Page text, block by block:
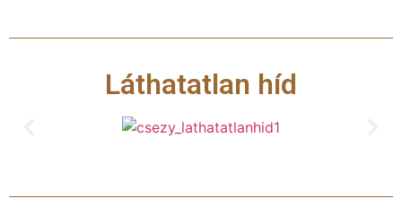
Láthatatlan híd